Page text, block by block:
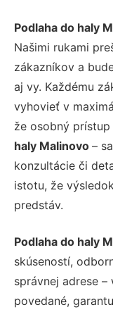
Podlaha do haly
Našimi rukami
zákazníkov a
aj vy. Každému
vyhovieť v
že osobný
haly Malinovo –
konzultácie či
istotu, že
predstáv.
Podlaha do haly
skúseností,
správnej adrese –
povedané,